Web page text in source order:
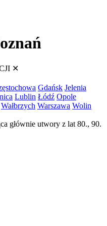
✕
Gdańsk Jelenia
Lublin Łódź Opole
Wałbrzych Warszawa Wolin
głównie utwory z lat 80., 90.